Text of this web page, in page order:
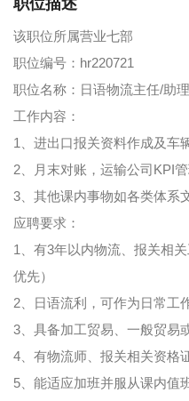
职位描述
该职位所属营业七部
职位编号：hr220721
职位名称：日语物流主任/助
工作内容：
1、进出口报关资料作成及车
2、月末对账，运输公司KPI
3、其他课内事物如各类体系
应聘要求：
1、有3年以内物流、报关相
优先）
2、日语流利，可作为日常工
3、具备加工贸易、一般贸易
4、有物流师、报关相关资格
5、能适应加班并服从课内值